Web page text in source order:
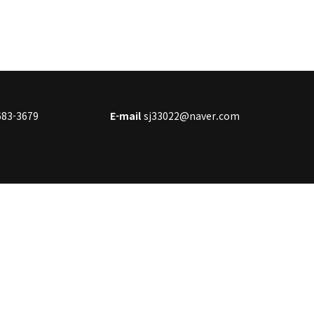
3679 E-mail sj33022@naver.com